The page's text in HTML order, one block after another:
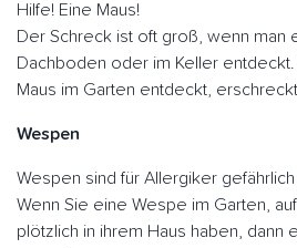
Hilfe! Eine Maus!
Der Schreck ist oft groß, wenn man
Dachboden oder im Keller
Maus im Garten entdeckt,
Wespen
Wespen sind für Allergiker gefährlich
Wenn Sie eine Wespe im Garten,
plötzlich in ihrem Haus haben, dann